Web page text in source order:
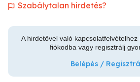
Szabálytalan hirdetés?
A hirdetővel való
fiókodba vagy regisztrálj
Belépés /